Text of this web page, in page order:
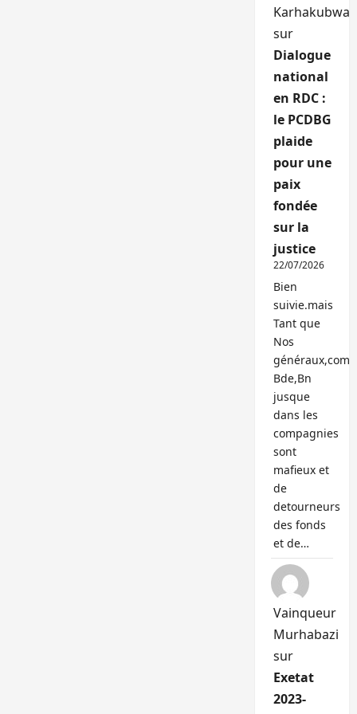
Karhakubwa
sur
Dialogue
national
en RDC :
le PCDBG
plaide
pour une
paix
fondée
sur la
justice
22/07/2026
Bien
suivie.mais
Tant que
Nos
généraux,com
Bde,Bn
jusque
dans les
compagnies
sont
mafieux et
de
detourneurs
des fonds
et de…
Vainqueur
Murhabazi
sur
Exetat
2023-